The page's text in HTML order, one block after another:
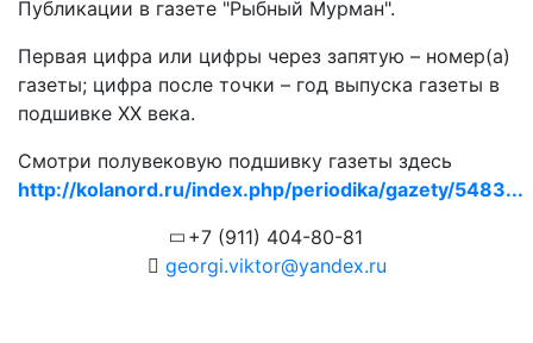
Публикации в газете "Рыбный Мурман".
Первая цифра или цифры через запятую – номер(а)
газеты; цифра после точки – год выпуска газеты в
подшивке ХХ века.
Смотри полувековую подшивку газеты здесь
http://kolanord.ru/index.php/periodika/gazety/5483...
+7 (911) 404-80-81
georgi.viktor@yandex.ru